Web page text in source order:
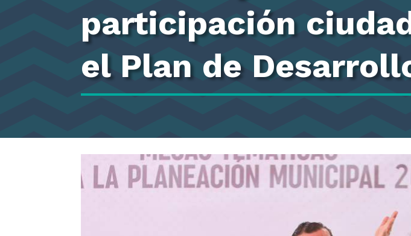
participación
el Plan de